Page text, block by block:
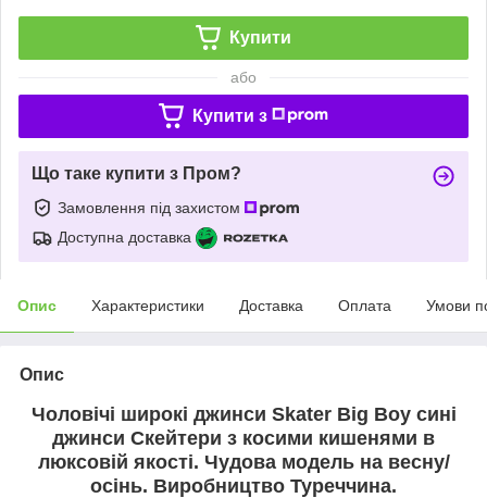
Купити
або
Купити з
Що таке купити з Пром?
Замовлення під захистом
Доступна доставка
Опис Характеристики Доставка Оплата Умови
Опис
Чоловічі широкі джинси Skater Big Boy сині
джинси Скейтери з косими кишенями в
люксовій якості. Чудова модель на весну/
осінь. Виробництво Туреччина.